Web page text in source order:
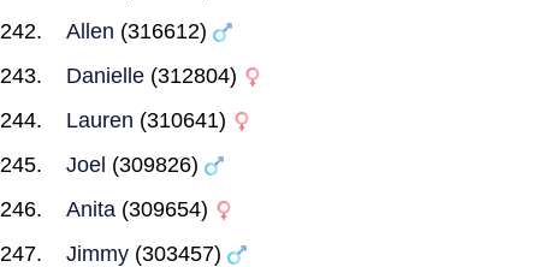
Allen (316612)
Danielle (312804)
Lauren (310641)
Joel (309826)
Anita (309654)
Jimmy (303457)